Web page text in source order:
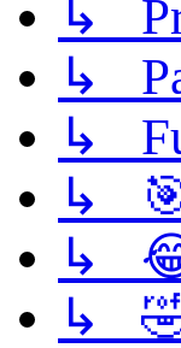
↳
↳
↳
↳ 🎯
↳ 😂
↳ 🤣